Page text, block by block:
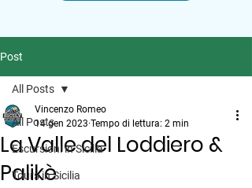
Post
All Posts
Escursioni in Sicilia
Tours in Sicilia
All Posts
La Valle del Loddiero &
Palikè
Vincenzo Romeo
14 gen 2023 Tempo di lettura: 2 min